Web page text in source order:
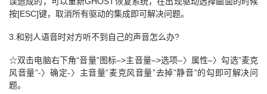
按[ESC]键，取消所有驱动的集成即可解决问题。
3.和别人语音时对方听不到自己的声音怎么办?
☆双击电脑右下角“音量”图标–>主音量–>选项–〉属性–〉勾选”麦克
风音量”-〉确定-〉主音量”麦克风音量”去掉”静音”的勾即可解决问
题。